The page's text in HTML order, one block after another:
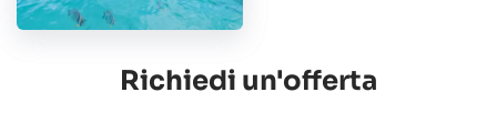
Richiedi un'offerta